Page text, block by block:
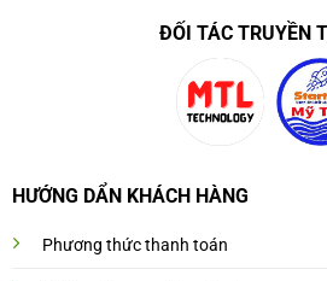
ĐỐI TÁC TRUYỀN
HƯỚNG DẨN KHÁCH HÀNG
Phương thức thanh toán